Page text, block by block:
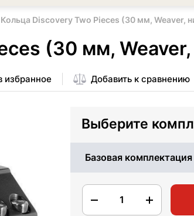
Кольца Discovery Two Pieces (30 мм, Weaver,
(30 мм,
избранное Добавить к сравнению
Выберите
Базовая комплектация
1